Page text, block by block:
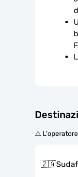
⚠️ L'operatore
🇿🇦